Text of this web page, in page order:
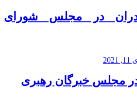
در مجلس شورای
در مجلس خبرگان رهبری